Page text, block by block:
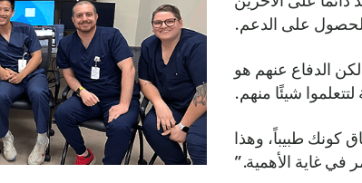
على الدعم.
الدفاع عنهم هو
شيئًا منهم.
كونك طبيباً، وهذا
في غاية الأهمية.”